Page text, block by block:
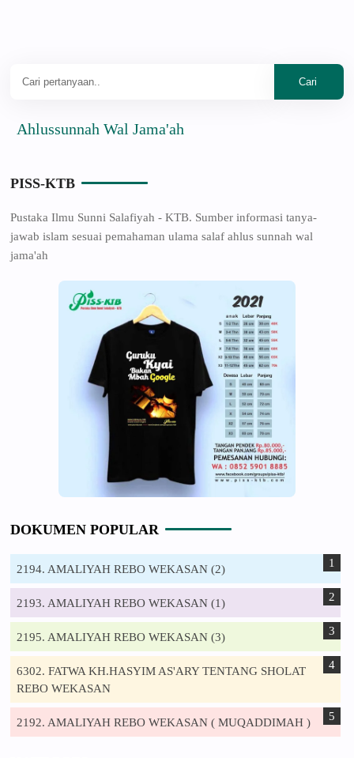
Wal Jama'ah
PISS-KTB
Pustaka Ilmu Sunni Salafiyah - KTB. Sumber informasi tanya-
jawab islam sesuai pemahaman ulama salaf ahlus sunnah wal
jama'ah
DOKUMEN POPULAR
2194. AMALIYAH REBO WEKASAN (2)
2193. AMALIYAH REBO WEKASAN (1)
2195. AMALIYAH REBO WEKASAN (3)
6302. FATWA KH.HASYIM AS'ARY TENTANG SHOLAT
REBO WEKASAN
2192. AMALIYAH REBO WEKASAN ( MUQADDIMAH )